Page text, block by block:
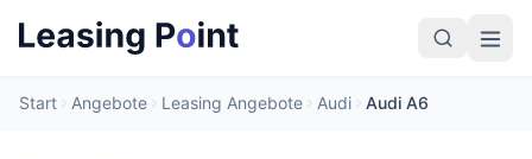
Start Angebote Leasing Angebote Audi Audi A6